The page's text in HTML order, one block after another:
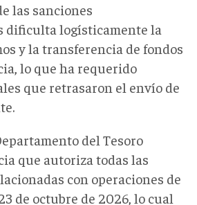
las sanciones
dificulta logísticamente la
y la transferencia de fondos
lo que ha requerido
que retrasaron el envío de
del Tesoro
que autoriza todas las
con operaciones de
de octubre de 2026, lo cual